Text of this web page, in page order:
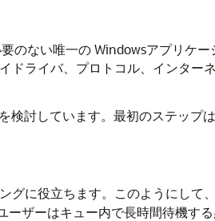
のない唯一の Windowsアプリケ
ドライバ、プロトコル、インター
検討しています。最初のステップ
グに役立ちます。このようにして
ザーはキュー内で長時間待機す